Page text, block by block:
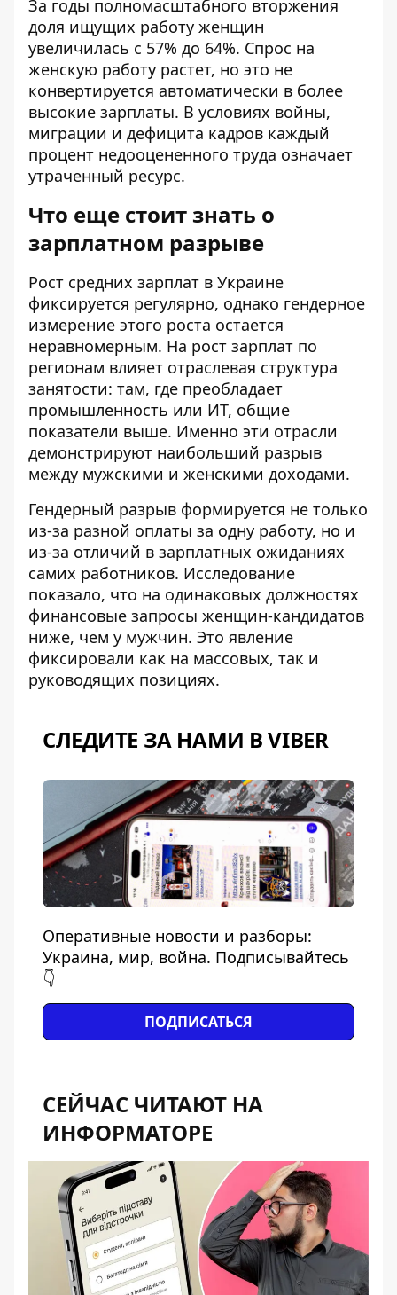
За годы полномасштабного вторжения
доля ищущих работу женщин
увеличилась с 57% до 64%. Спрос на
женскую работу растет, но это не
конвертируется автоматически в более
высокие зарплаты. В условиях войны,
миграции и дефицита кадров каждый
процент недооцененного труда означает
утраченный ресурс.
Что еще стоит знать о
зарплатном разрыве
Рост средних зарплат в Украине
фиксируется регулярно, однако гендерное
измерение этого роста остается
неравномерным. На рост зарплат по
регионам влияет отраслевая структура
занятости: там, где преобладает
промышленность или ИТ, общие
показатели выше. Именно эти отрасли
демонстрируют наибольший разрыв
между мужскими и женскими доходами.
Гендерный разрыв формируется не только
из-за разной оплаты за одну работу, но и
из-за отличий в зарплатных ожиданиях
самих работников. Исследование
показало, что на одинаковых должностях
финансовые запросы женщин-кандидатов
ниже, чем у мужчин. Это явление
фиксировали как на массовых, так и
руководящих позициях.
СЛЕДИТЕ ЗА НАМИ В VIBER
Оперативные новости и разборы:
Украина, мир, война. Подписывайтесь
👇
ПОДПИСАТЬСЯ
СЕЙЧАС ЧИТАЮТ НА
ИНФОРМАТОРЕ